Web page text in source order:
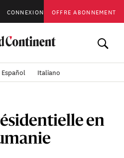
CONNEXION OFFRE ABONNEMENT
Español Italiano
en